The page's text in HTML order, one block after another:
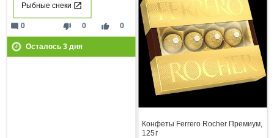
Рыбные снеки
thumb_down 0 thumb_up 0
mode_comment 0
Осталось 3дня
Конфеты Ferrero Rocher Премиум,
125 г